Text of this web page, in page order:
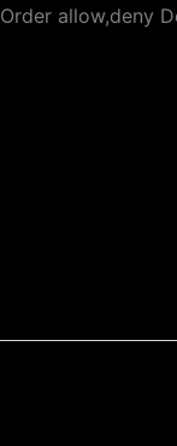
Order allow,deny